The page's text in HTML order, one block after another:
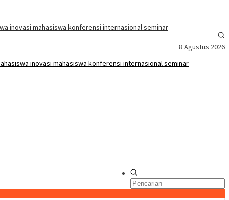
8 Agustus 2026